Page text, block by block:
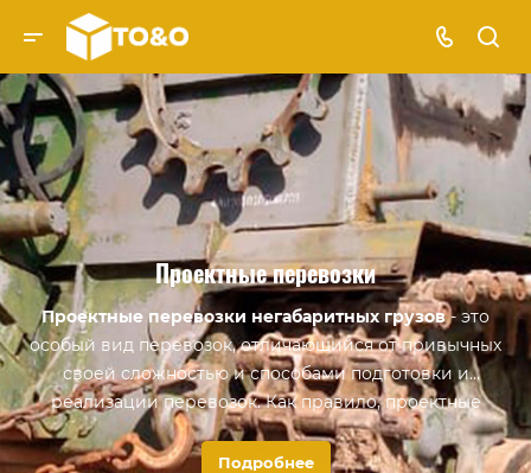
Проектные перевозки
Проектные перевозки негабаритных грузов- это
особый вид перевозок, отличающийся от привычных
своей сложностью и способами подготовки и
реализации перевозок. Как правило, проектные
перевозки выполняются для транспортировки
негабаритных и тяжеловесных грузов с
Подробнее